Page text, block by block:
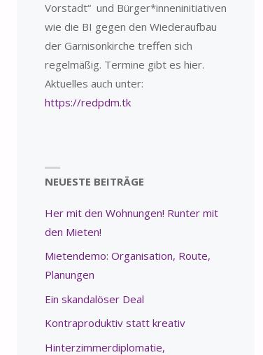
Vorstadt“ und Bürger*inneninitiativen
wie die BI gegen den Wiederaufbau
der Garnisonkirche treffen sich
regelmäßig. Termine gibt es hier.
Aktuelles auch unter:
https://redpdm.tk
NEUESTE BEITRÄGE
Her mit den Wohnungen! Runter mit
den Mieten!
Mietendemo: Organisation, Route,
Planungen
Ein skandalöser Deal
Kontraproduktiv statt kreativ
Hinterzimmerdiplomatie,